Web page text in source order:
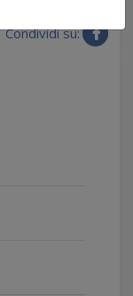
Condividi su: